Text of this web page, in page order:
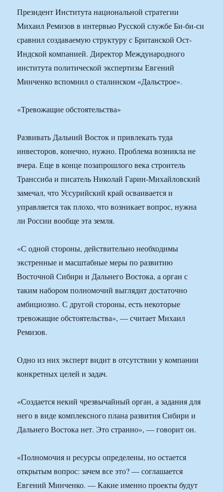
Президент Института национальной стратегии
Михаил Ремизов в интервью Русской службе Би-би-си
сравнил создаваемую структуру с Британской Ост-
Индской компанией. Директор Международного
института политической экспертизы Евгений
Минченко вспомнил о сталинском «Дальстрое».
«Тревожащие обстоятельства»
Развивать Дальний Восток и привлекать туда
инвесторов, конечно, нужно. Проблема возникла не
вчера. Еще в конце позапрошлого века строитель
Транссиба и писатель Николай Гарин-Михайловский
замечал, что Уссурийский край осваивается и
управляется так плохо, что возникает вопрос, нужна
ли России вообще эта земля.
«С одной стороны, действительно необходимы
экстренные и масштабные меры по развитию
Восточной Сибири и Дальнего Востока, а орган с
таким набором полномочий выглядит достаточно
амбициозно. С другой стороны, есть некоторые
тревожащие обстоятельства», — считает Михаил
Ремизов.
Одно из них эксперт видит в отсутствии у компании
конкретных целей и задач.
«Создается некий чрезвычайный орган, а задания для
него в виде комплексного плана развития Сибири и
Дальнего Востока нет. Это странно», — говорит он.
«Полномочия и ресурсы определены, но остается
открытым вопрос: зачем все это? — соглашается
Евгений Минченко. — Какие именно проекты будут